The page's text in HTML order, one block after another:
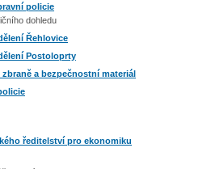
policie
dohledu
Řehlovice
Postoloprty
a bezpečnostní materiál
ředitelství pro ekonomiku